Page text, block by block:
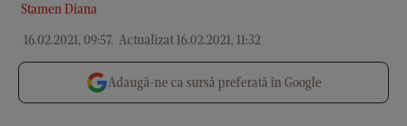
Stamen Diana
16.02.2021, 09:57. Actualizat 16.02.2021, 11:32
Adaugă-ne ca sursă preferată în Google